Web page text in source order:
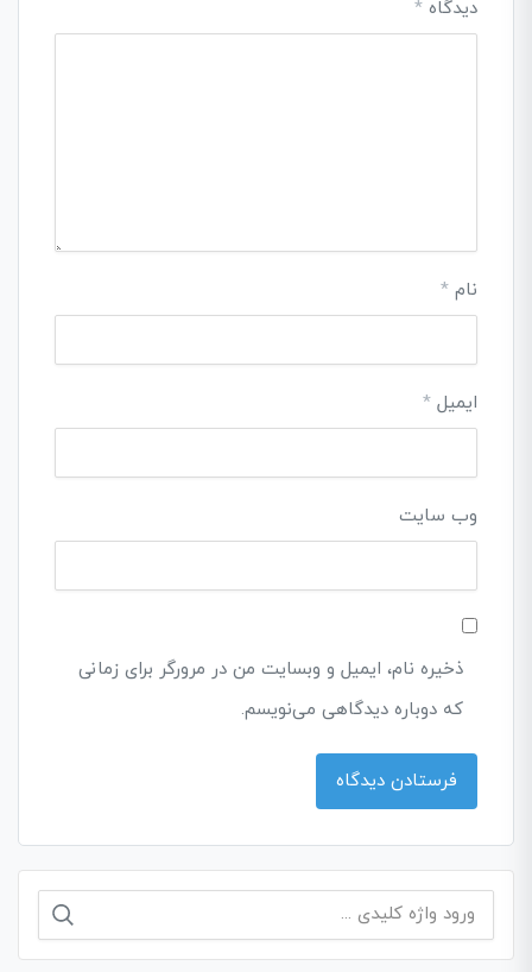
دیدگاه *
نام *
ایمیل *
وب‌ سایت
ذخیره نام، ایمیل و وبسایت من در مرورگر برای زمانی
که دوباره دیدگاهی می‌نویسم.
جستجو
برای: